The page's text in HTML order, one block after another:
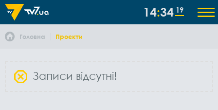
14 34 20
Головна Проєкти
Записи відсутні!